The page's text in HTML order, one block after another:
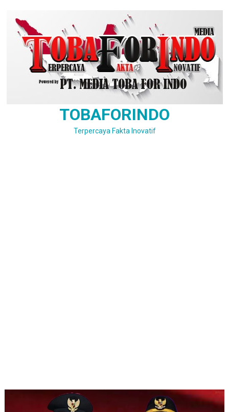
content
TOBAFORINDO
Terpercaya Fakta Inovatif